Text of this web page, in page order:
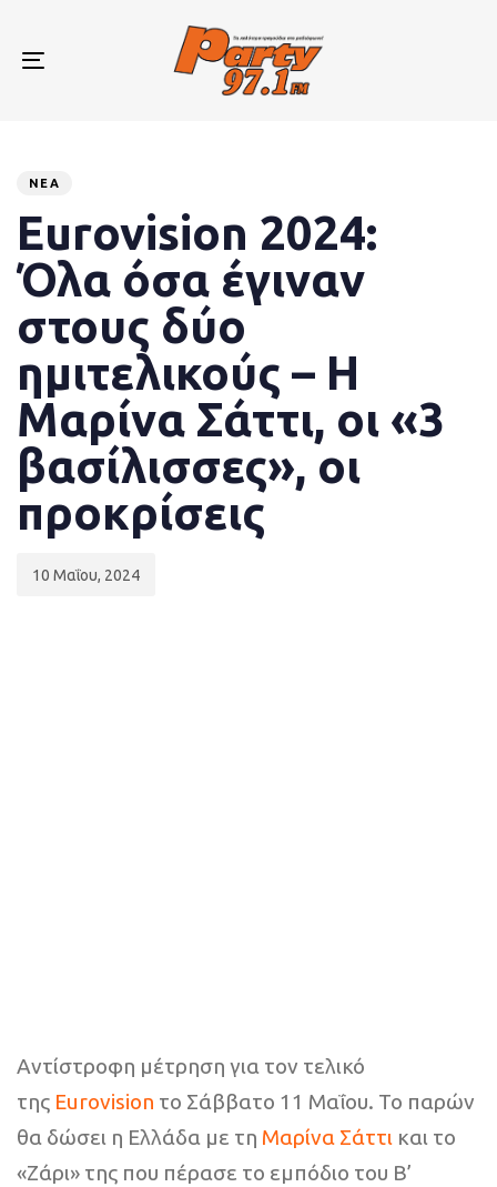
primary
Toggle
ΝΈΑ
Eurovision 2024:
Όλα όσα έγιναν
στους δύο
ημιτελικούς – Η
Μαρίνα Σάττι, οι «3
βασίλισσες», οι
προκρίσεις
10 Μαΐου, 2024
Αντίστροφη μέτρηση για τον τελικό
της Eurovision το Σάββατο 11 Μαΐου. Το παρών
θα δώσει η Ελλάδα με τη Μαρίνα Σάττι και το
«Ζάρι» της που πέρασε το εμπόδιο του Β’